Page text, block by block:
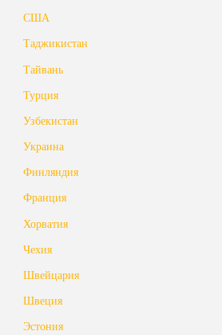
США
Таджикистан
Тайвань
Турция
Узбекистан
Украина
Финляндия
Франция
Хорватия
Чехия
Швейцария
Швеция
Эстония